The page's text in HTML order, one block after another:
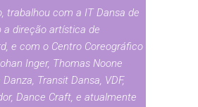
trabalhou com a IT Dansa de
a direção artística de
e com o Centro Coreográfico
Inger, Thomas Noone
Transit Dansa, VDF,
Dance Craft, e atualmente